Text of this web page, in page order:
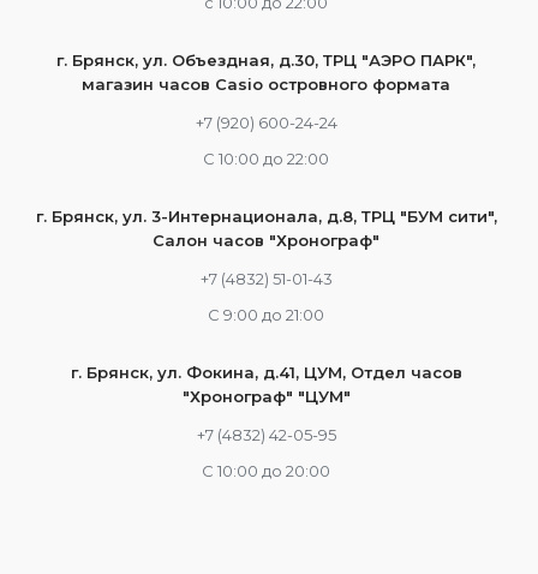
г. Брянск, ул. Объездная, д.30, ТРЦ "АЭРО ПАРК",
магазин часов Casio островного формата
+7 (920) 600-24-24
С 10:00 до 22:00
г. Брянск, ул. 3-Интернационала, д.8, ТРЦ "БУМ сити",
Салон часов "Хронограф"
+7 (4832) 51-01-43
С 9:00 до 21:00
г. Брянск, ул. Фокина, д.41, ЦУМ, Отдел часов
"Хронограф" "ЦУМ"
+7 (4832) 42-05-95
С 10:00 до 20:00